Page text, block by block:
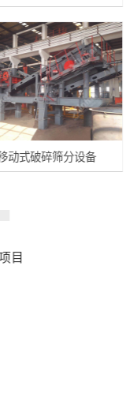
动式破碎筛分设备
目